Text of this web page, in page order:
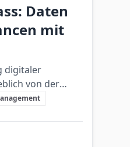
Daten
mit
digitaler
von der
dem effektiven